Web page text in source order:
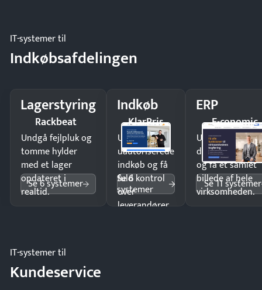
IT-systemer til
Indkøbsafdelingen
Lagerstyring
Rackbeat
Undgå fejlpluk og
tomme hylder
med et lager
opdateret i
realtid.
Se 6 systemer
Indkøb
KlarPris
Undgå
uautoriserede
indkøb og få
fuld kontrol
over
leverandører
Se 6
systemer
ERP
E-conomic
Undgå
og få ét samlet
billede af hele
virksomheden.
Se 11 systemer
IT-systemer til
Kundeservice